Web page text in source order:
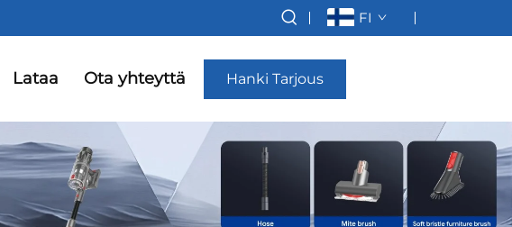
FI
Lataa Ota yhteyttä Hanki Tarjous